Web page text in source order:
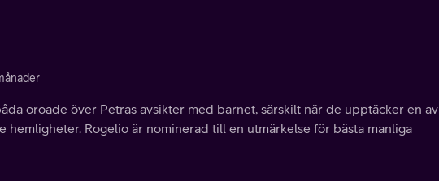
oroade över Petras avsikter med barnet, särskilt när de upptäcker en av
hemligheter. Rogelio är nominerad till en utmärkelse för bästa manliga